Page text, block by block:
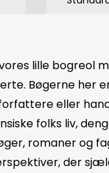
lille bogreol
Bøgerne her
eller
folks liv,
romaner og
der